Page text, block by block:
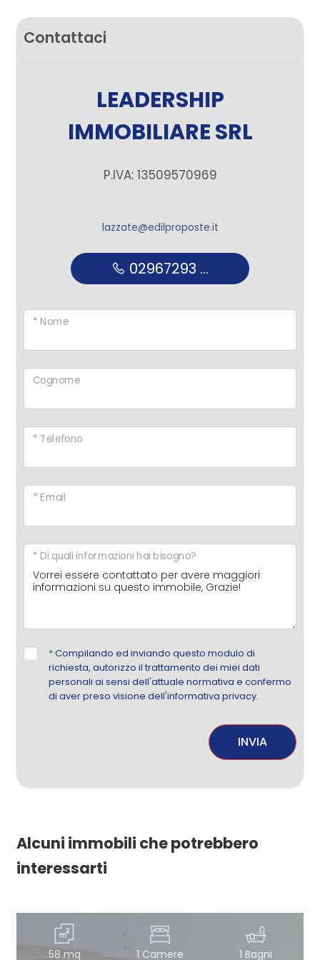
Contattaci
LEADERSHIP
IMMOBILIARE SRL
P.IVA: 13509570969
lazzate@edilproposte.it
02967293 ...
* Nome
Cognome
* Telefono
* Email
* Di quali informazioni hai bisogno?
*Compilando ed inviando questo modulo di
richiesta, autorizzo il trattamento dei miei dati
personali ai sensi dell'attuale normativa e confermo
di aver preso visione dell'informativa privacy.
INVIA
Alcuni immobili che potrebbero
interessarti
58 mq 1 Camere 1 Bagni